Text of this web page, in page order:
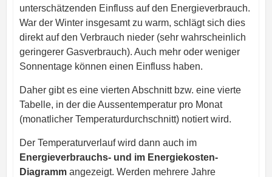
unterschätzenden Einfluss auf den Energieverbrauch.
War der Winter insgesamt zu warm, schlägt sich dies
direkt auf den Verbrauch nieder (sehr wahrscheinlich
geringerer Gasverbrauch). Auch mehr oder weniger
Sonnentage können einen Einfluss haben.
Daher gibt es eine vierten Abschnitt bzw. eine vierte
Tabelle, in der die Aussentemperatur pro Monat
(monatlicher Temperaturdurchschnitt) notiert wird.
Der Temperaturverlauf wird dann auch im
Energieverbrauchs- und im Energiekosten-
Diagrammangezeigt. Werden mehrere Jahre